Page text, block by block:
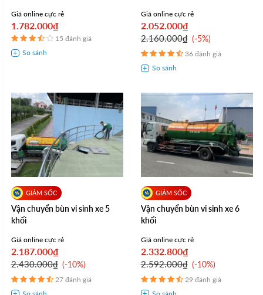
Giá online cực rẻ
1.782.000₫
15 đánh giá
Giá online cực rẻ
2.052.000₫
2.160.000₫ -5%
36 đánh giá
Vận chuyển bùn vi sinh xe 5
khối
Giá online cực rẻ
2.187.000₫
2.430.000₫ -10%
27 đánh giá
Vận chuyển bùn vi sinh xe 6
khối
Giá online cực rẻ
2.332.800₫
2.592.000₫ -10%
29 đánh giá